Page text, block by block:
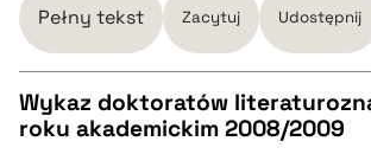
BIBTEX
Pełny tekst Zacytuj Udostępnij
Wykaz doktoratów
roku akademickim 2008/2009